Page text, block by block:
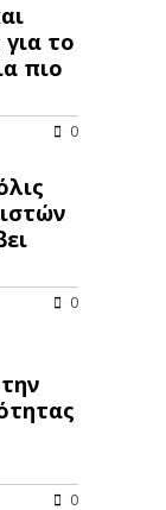
το
πιο
0
0
0